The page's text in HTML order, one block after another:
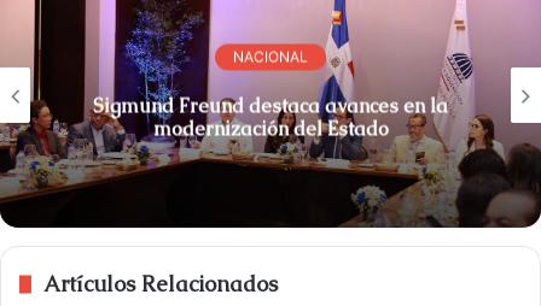
NACIONAL
Sigmund Freund destaca avances en la
modernización del Estado
Artículos Relacionados